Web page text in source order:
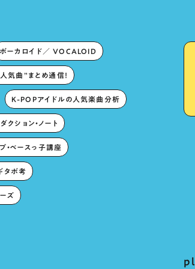
ボーカロイド／ VOCALOID
気曲”まとめ通信！
K-POPアイドルの人気楽曲分析
ション・ノート
・ベースっ子講座
タボ考
ズ